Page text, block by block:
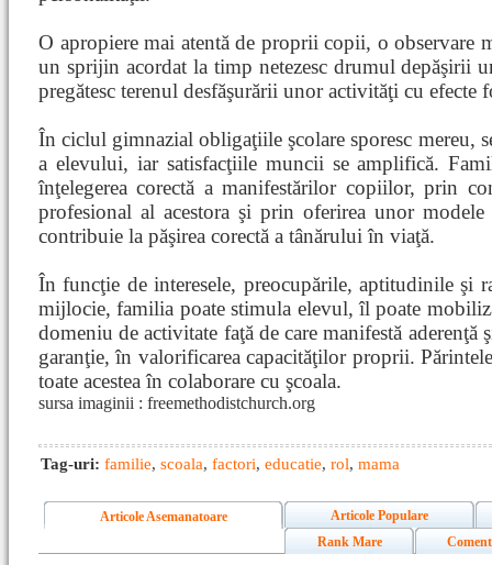
O apropiere mai atentă de proprii copii, o observare
un sprijin acordat la timp netezesc drumul depăşirii
pregătesc terenul desfăşurării unor activităţi cu efecte
În ciclul gimnazial obligaţiile şcolare sporesc mereu,
a elevului, iar satisfacţiile muncii se amplifică.
înţelegerea corectă a manifestărilor copiilor, prin
profesional al acestora şi prin oferirea unor
contribuie la păşirea corectă a tânărului în viaţă.
În funcţie de interesele, preocupările, aptitudinile şi
mijlocie, familia poate stimula elevul, îl poate
domeniu de activitate faţă de care manifestă aderenţă
garanţie, în valorificarea capacităţilor proprii.
toate acestea în colaborare cu şcoala.
sursa imaginii : freemethodistchurch.org
Tag-uri: familie, scoala, factori, educatie, rol, mama
Articole Asemanatoare
Articole Populare
Rank Mare